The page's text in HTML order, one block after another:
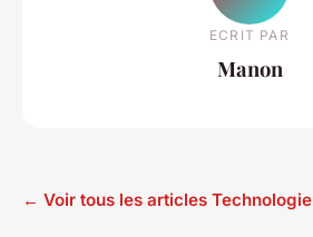
ECRIT PAR
Manon
← Voir tous les articles Technologie